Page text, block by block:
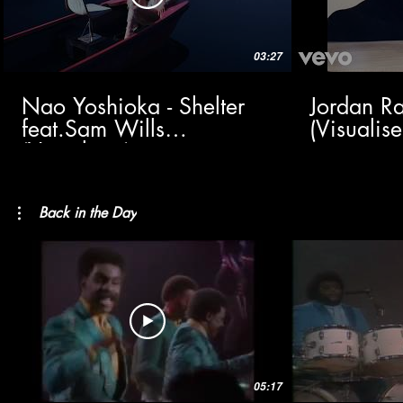
03:27
Nao Yoshioka - Shelter
feat.Sam Wills
(Visualizer)
Jordan
Back in the Day
05:17